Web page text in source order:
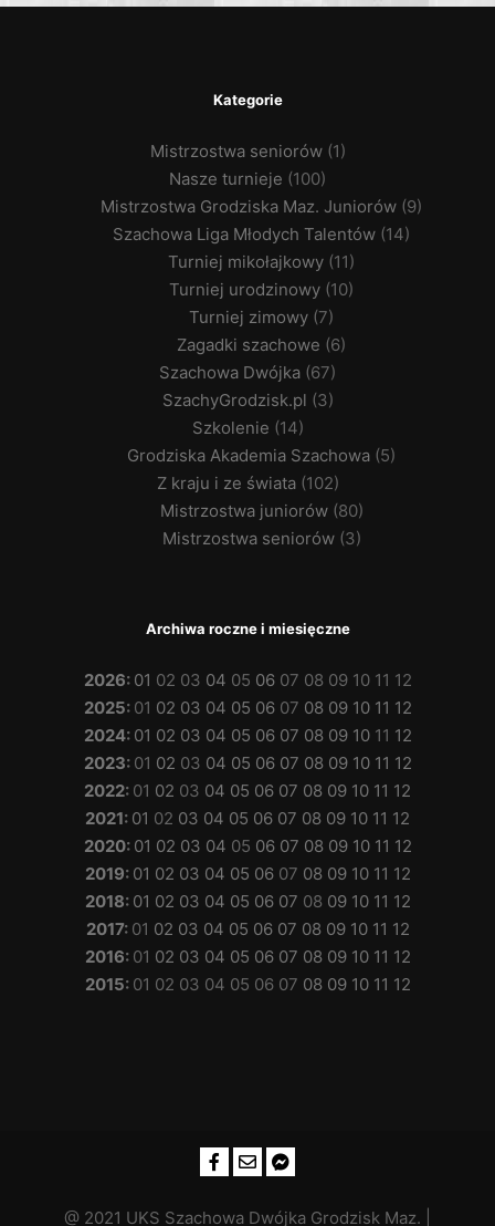
Kategorie
Mistrzostwa seniorów(1)
Nasze turnieje (100)
Mistrzostwa Grodziska Maz. Juniorów (9)
Szachowa Liga Młodych Talentów (14)
Turniej mikołajkowy (11)
Turniej urodzinowy (10)
Turniej zimowy (7)
Zagadki szachowe (6)
Szachowa Dwójka (67)
SzachyGrodzisk.pl (3)
Szkolenie (14)
Grodziska Akademia Szachowa (5)
Z kraju i ze świata(102)
Mistrzostwa juniorów(80)
Mistrzostwa seniorów(3)
Archiwa roczne i miesięczne
2026: 01 02 03 04 05 06 07 08 09 10 11 12
2025: 01 02 03 04 05 06 07 08 09 10 11 12
2024: 01 02 03 04 05 06 07 08 09 10 11 12
2023: 01 02 03 04 05 06 07 08 09 10 11 12
2022: 01 02 03 04 05 06 07 08 09 10 11 12
2021: 01 02 03 04 05 06 07 08 09 10 11 12
2020: 01 02 03 04 05 06 07 08 09 10 11 12
2019: 01 02 03 04 05 06 07 08 09 10 11 12
2018: 01 02 03 04 05 06 07 08 09 10 11 12
2017: 01 02 03 04 05 06 07 08 09 10 11 12
2016: 01 02 03 04 05 06 07 08 09 10 11 12
2015: 01 02 03 04 05 06 07 08 09 10 11 12
@ 2021 UKS Szachowa Dwójka Grodzisk Maz. |